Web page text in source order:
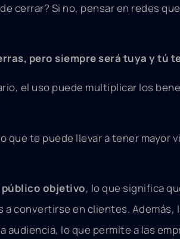
cerrar? Si no, pensar en redes
pero siempre será tuya y tú
el uso puede multiplicar los
que te puede llevar a tener mayor
objetivo, lo que significa
convertirse en clientes. Además,
lo que permite a las